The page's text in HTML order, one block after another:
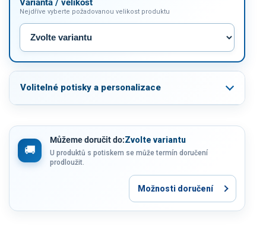
Varianta / velikost
Nejdříve vyberte požadovanou velikost produktu
Volitelné potisky a personalizace
Můžeme doručit do:Zvolte variantu
U produktů s potiskem se může termín doručení
prodloužit.
Možnosti doručení